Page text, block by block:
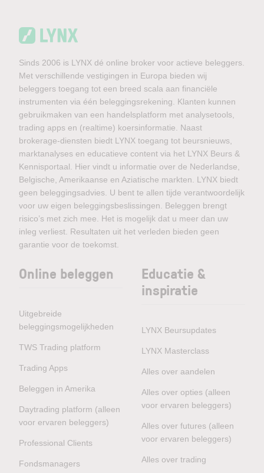
Sinds 2006 is LYNX dé online broker voor actieve beleggers.
Met verschillende vestigingen in Europa bieden wij
beleggers toegang tot een breed scala aan financiële
instrumenten via één beleggingsrekening. Klanten kunnen
gebruikmaken van een handelsplatform met analysetools,
trading apps en (realtime) koersinformatie. Naast
brokerage-diensten biedt LYNX toegang tot beursnieuws,
marktanalyses en educatieve content via het LYNX Beurs &
Kennisportaal. Hier vindt u informatie over de Nederlandse,
Belgische, Amerikaanse en Aziatische markten. LYNX biedt
geen beleggingsadvies. U bent te allen tijde verantwoordelijk
voor uw eigen beleggingsbeslissingen. Beleggen brengt
risico’s met zich mee. Het is mogelijk dat u meer dan uw
inleg verliest. Resultaten uit het verleden bieden geen
garantie voor de toekomst.
Online beleggen
Uitgebreide
beleggingsmogelijkheden
TWS Trading platform
Trading Apps
Beleggen in Amerika
Daytrading platform (alleen
voor ervaren beleggers)
Professional Clients
Fondsmanagers
Educatie &
inspiratie
LYNX Beursupdates
LYNX Masterclass
Alles over aandelen
Alles over opties (alleen
voor ervaren beleggers)
Alles over futures (alleen
voor ervaren beleggers)
Alles over trading